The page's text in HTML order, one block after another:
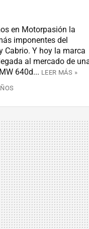
en Motorpasión la
imponentes del
Cabrio. Y hoy la marca
al mercado de
640d... LEER MÁS »